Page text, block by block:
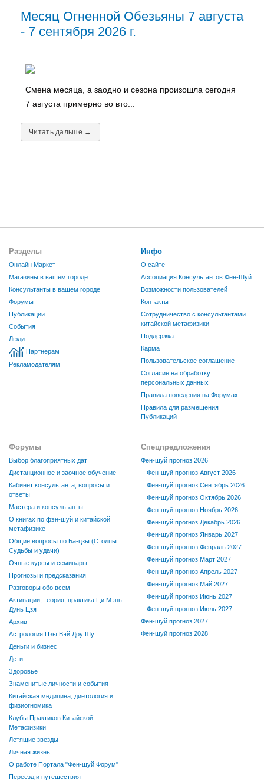
Месяц Огненной Обезьяны 7 августа
- 7 сентября 2026 г.
Смена месяца, а заодно и сезона произошла сегодня
7 августа примерно во вто...
Читать дальше →
Разделы
Онлайн Маркет
Магазины в вашем городе
Консультанты в вашем городе
Форумы
Публикации
События
Люди
Партнерам
Рекламодателям
Инфо
О сайте
Ассоциация Консультантов Фен-Шуй
Возможности пользователей
Контакты
Сотрудничество с консультантами
китайской метафизики
Поддержка
Карма
Пользовательское соглашение
Согласие на обработку
персональных данных
Правила поведения на Форумах
Правила для размещения
Публикаций
Форумы
Выбор благоприятных дат
Дистанционное и заочное обучение
Кабинет консультанта, вопросы и
ответы
Мастера и консультанты
О книгах по фэн-шуй и китайской
метафизике
Общие вопросы по Ба-цзы (Столпы
Судьбы и удачи)
Очные курсы и семинары
Прогнозы и предсказания
Разговоры обо всем
Активации, теория, практика Ци Мэнь
Дунь Цзя
Архив
Астрология Цзы Вэй Доу Шу
Деньги и бизнес
Дети
Здоровье
Знаменитые личности и события
Китайская медицина, диетология и
физиогномика
Клубы Практиков Китайской
Метафизики
Летящие звезды
Личная жизнь
О работе Портала "Фен-шуй Форум"
Переезд и путешествия
Спецпредложения
Фен-шуй прогноз 2026
Фен-шуй прогноз Август 2026
Фен-шуй прогноз Сентябрь 2026
Фен-шуй прогноз Октябрь 2026
Фен-шуй прогноз Ноябрь 2026
Фен-шуй прогноз Декабрь 2026
Фен-шуй прогноз Январь 2027
Фен-шуй прогноз Февраль 2027
Фен-шуй прогноз Март 2027
Фен-шуй прогноз Апрель 2027
Фен-шуй прогноз Май 2027
Фен-шуй прогноз Июнь 2027
Фен-шуй прогноз Июль 2027
Фен-шуй прогноз 2027
Фен-шуй прогноз 2028